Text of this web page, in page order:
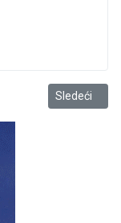
o putu za Ostros!
Sledeći
Sledeći